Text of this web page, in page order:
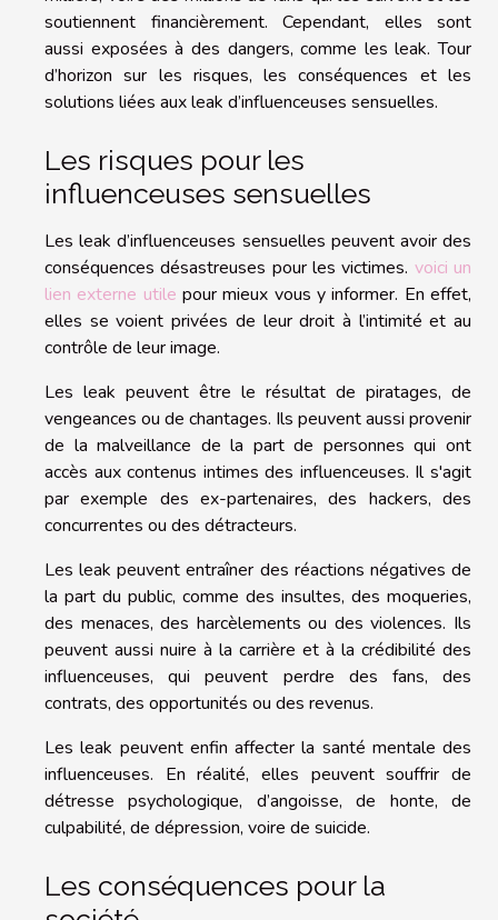
soutiennent financièrement. Cependant, elles sont
aussi exposées à des dangers, comme les leak. Tour
d’horizon sur les risques, les conséquences et les
solutions liées aux leak d’influenceuses sensuelles.
Les risques pour les
influenceuses sensuelles
Les leak d’influenceuses sensuelles peuvent avoir des
conséquences désastreuses pour les victimes. voici un
lien externe utile pour mieux vous y informer. En effet,
elles se voient privées de leur droit à l’intimité et au
contrôle de leur image.
Les leak peuvent être le résultat de piratages, de
vengeances ou de chantages. Ils peuvent aussi provenir
de la malveillance de la part de personnes qui ont
accès aux contenus intimes des influenceuses. Il s'agit
par exemple des ex-partenaires, des hackers, des
concurrentes ou des détracteurs.
Les leak peuvent entraîner des réactions négatives de
la part du public, comme des insultes, des moqueries,
des menaces, des harcèlements ou des violences. Ils
peuvent aussi nuire à la carrière et à la crédibilité des
influenceuses, qui peuvent perdre des fans, des
contrats, des opportunités ou des revenus.
Les leak peuvent enfin affecter la santé mentale des
influenceuses. En réalité, elles peuvent souffrir de
détresse psychologique, d’angoisse, de honte, de
culpabilité, de dépression, voire de suicide.
Les conséquences pour la